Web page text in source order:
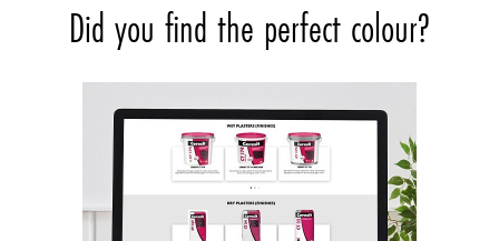
Did you find the perfect colour?